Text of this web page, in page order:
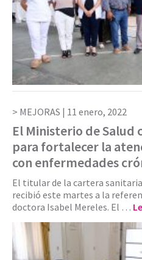
MEJORAS | 11 enero, 2022
El Ministerio de
para fortalecer la
con enfermedades
El titular de la cartera
recibió este martes a la
doctora Isabel Mereles. El …